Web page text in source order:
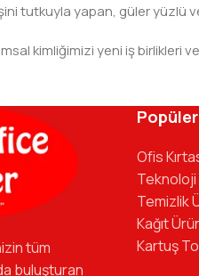
tutkuyla yapan, güler yüzlü
kimliğimizi yeni iş birlikleri
tüm
buluşturan
Ofis
Teknoloji
Temizlik
Kağıt
Kartuş